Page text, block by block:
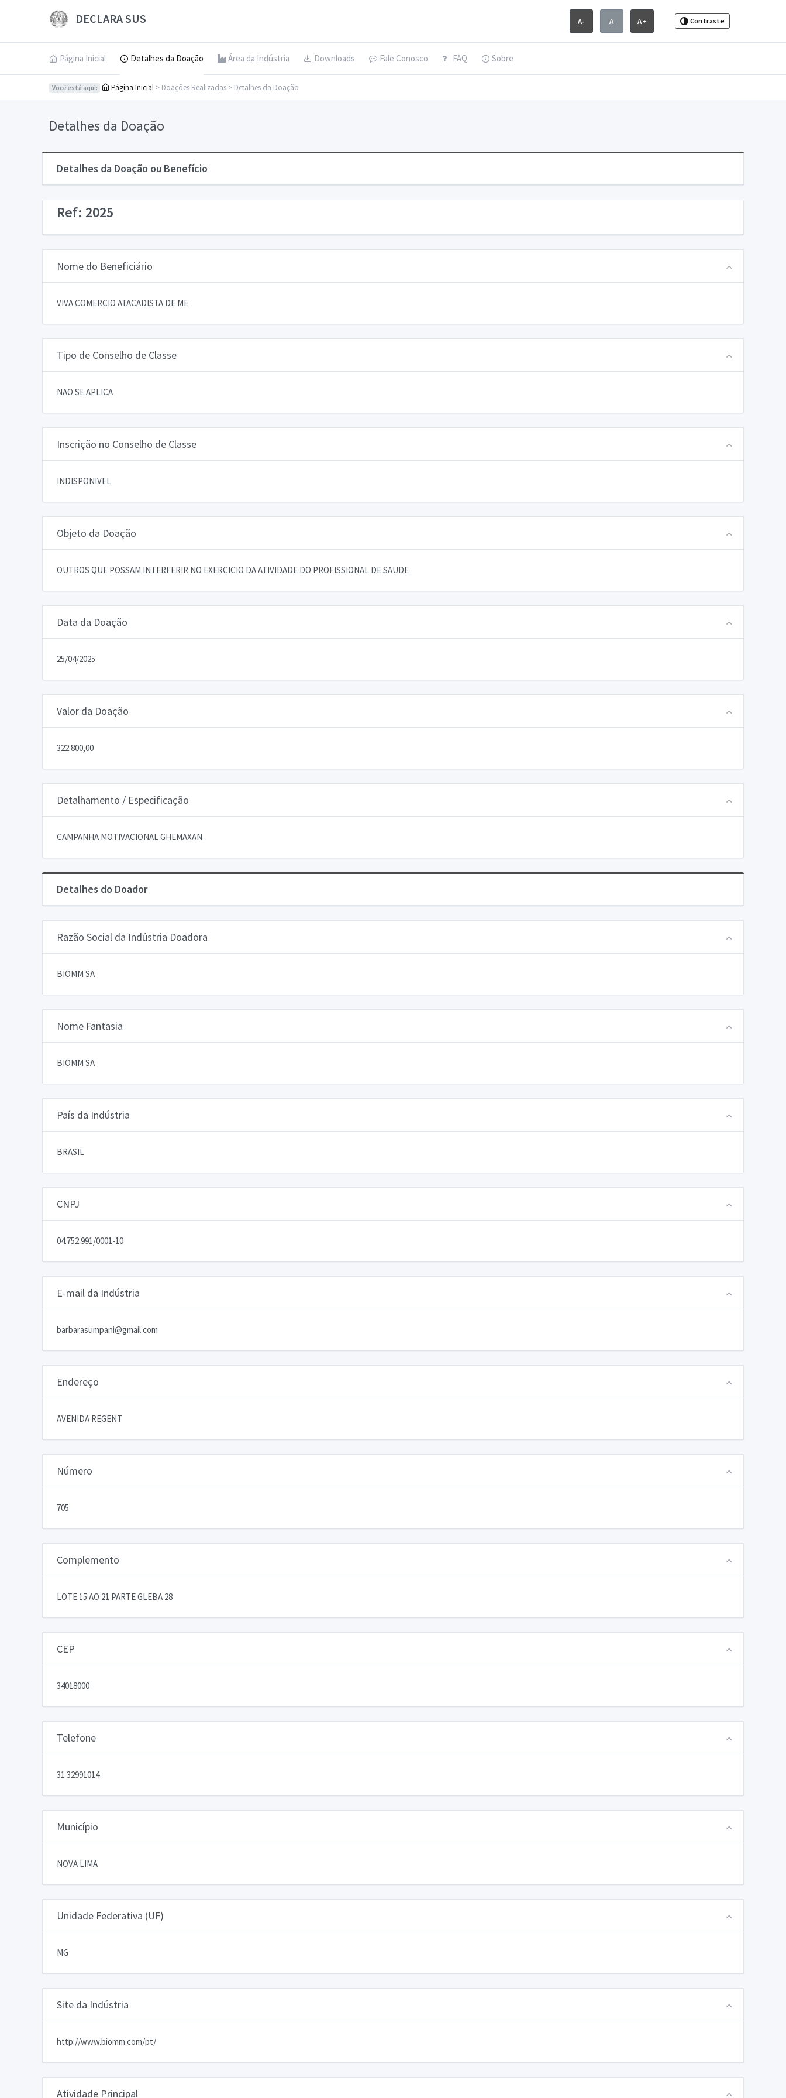
DECLARA SUS A- A A+ Contraste
Página Inicial Detalhes da Doação Área da Indústria Downloads Fale Conosco FAQ Sobre
Você está aqui: Página Inicial > Doações Realizadas > Detalhes da Doação
Detalhes da Doação
Detalhes da Doação ou Benefício
Ref: 2025
Nome do Beneficiário
VIVA COMERCIO ATACADISTA DE ME
Tipo de Conselho de Classe
NAO SE APLICA
Inscrição no Conselho de Classe
INDISPONIVEL
Objeto da Doação
OUTROS QUE POSSAM INTERFERIR NO EXERCICIO DA ATIVIDADE DO PROFISSIONAL DE SAUDE
Data da Doação
25/04/2025
Valor da Doação
322.800,00
Detalhamento / Especificação
CAMPANHA MOTIVACIONAL GHEMAXAN
Detalhes do Doador
Razão Social da Indústria Doadora
BIOMM SA
Nome Fantasia
BIOMM SA
País da Indústria
BRASIL
CNPJ
04.752.991/0001-10
E-mail da Indústria
barbarasumpani@gmail.com
Endereço
AVENIDA REGENT
Número
705
Complemento
LOTE 15 AO 21 PARTE GLEBA 28
CEP
34018000
Telefone
31 32991014
Município
NOVA LIMA
Unidade Federativa (UF)
MG
Site da Indústria
http://www.biomm.com/pt/
Atividade Principal